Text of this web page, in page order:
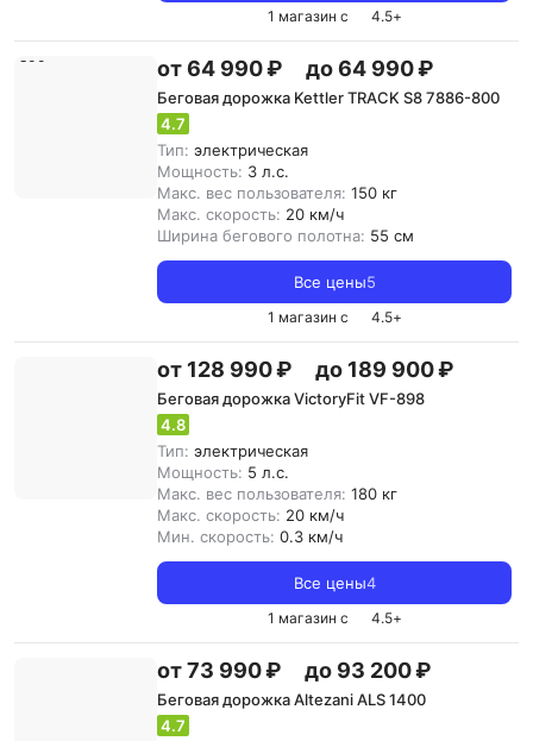
1 магазин с 4.5+
от 64 990 ₽ до 64 990 ₽
Беговая дорожка Kettler TRACK S8 7886-800
4.7
Тип: электрическая
Мощность: 3 л.с.
Макс. вес пользователя: 150 кг
Макс. скорость: 20 км/ч
Ширина бегового полотна: 55 см
Все цены5
1 магазин с 4.5+
от 128 990 ₽ до 189 900 ₽
Беговая дорожка VictoryFit VF-898
4.8
Тип: электрическая
Мощность: 5 л.с.
Макс. вес пользователя: 180 кг
Макс. скорость: 20 км/ч
Мин. скорость: 0.3 км/ч
Все цены4
1 магазин с 4.5+
от 73 990 ₽ до 93 200 ₽
Беговая дорожка Altezani ALS 1400
4.7